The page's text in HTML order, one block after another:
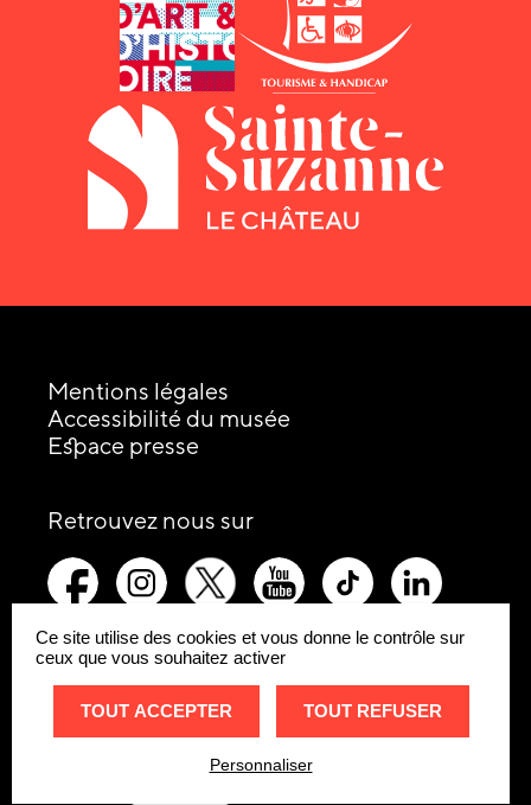
Mentions légales
Accessibilité du musée
Espace presse
Retrouvez nous surles
sociaux
:
picto-
facebook
picto-
instagram
picto-
x-
picto-
youtube
picto-
tiktok
linkedin
internet
Ce site utilise des cookies et vous donne le contrôle sur
ceux que vous souhaitez activer
TOUT ACCEPTER TOUT REFUSER
Personnaliser